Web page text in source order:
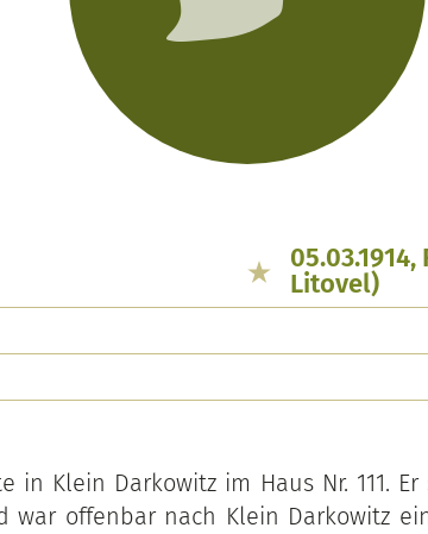
Litovel)
in Klein Darkowitz im Haus Nr. 111.
war offenbar nach Klein Darkowitz